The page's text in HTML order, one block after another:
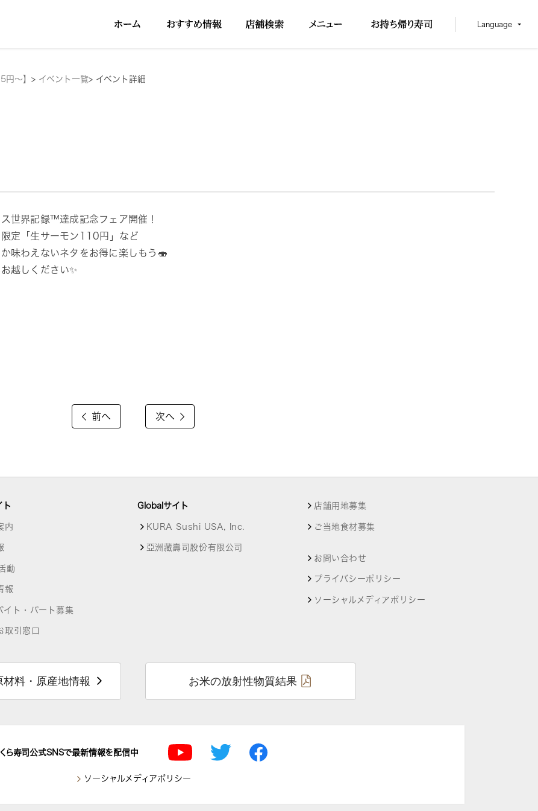
Language
円～】 > イベント一覧> イベント詳細
世界記録™達成記念フェア開催！
定「生サーモン110円」など
味わえないネタをお得に楽しもう🍣
越しください✨
前へ 次へ
ト
内
動
報
イト・パート募集
取引窓口
Globalサイト
KURA Sushi USA, Inc.
亞洲藏壽司股份有限公司
店舗用地募集
ご当地食材募集
お問い合わせ
プライバシーポリシー
ソーシャルメディアポリシー
料・原産地情報 お米の放射性物質結果
くら寿司公式SNSで最新情報を配信中
ソーシャルメディアポリシー